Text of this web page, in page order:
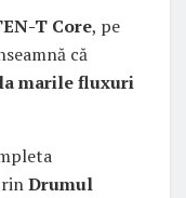
T Core, pe
că
marile fluxuri
Drumul